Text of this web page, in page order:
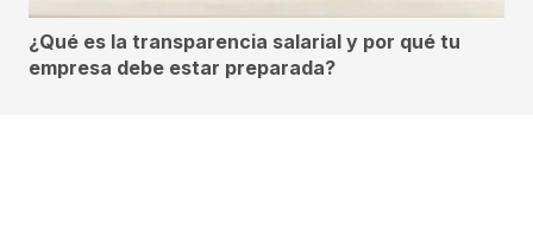
¿Qué es la transparencia salarial y por qué tu
empresa debe estar preparada?